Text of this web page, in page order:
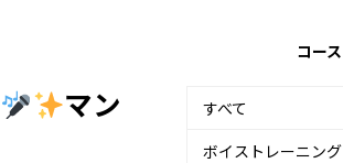
マン
コース
すべて
ボイストレーニング